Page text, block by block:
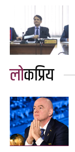
लोकप्रिय